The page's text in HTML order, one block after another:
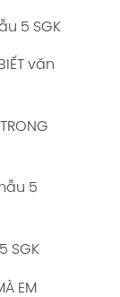
5 SGK
văn
5
SGK
EM